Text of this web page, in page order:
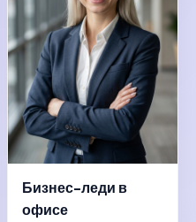
Бизнес-леди в
офисе